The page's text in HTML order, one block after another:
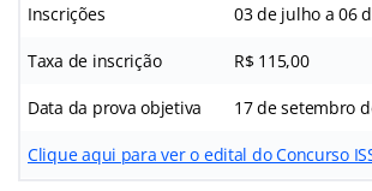
Inscrições 03 de julho a 06
Taxa de inscrição R$ 115,00
Data da prova objetiva 17 de setembro
Clique aqui para ver o edital do Concurso